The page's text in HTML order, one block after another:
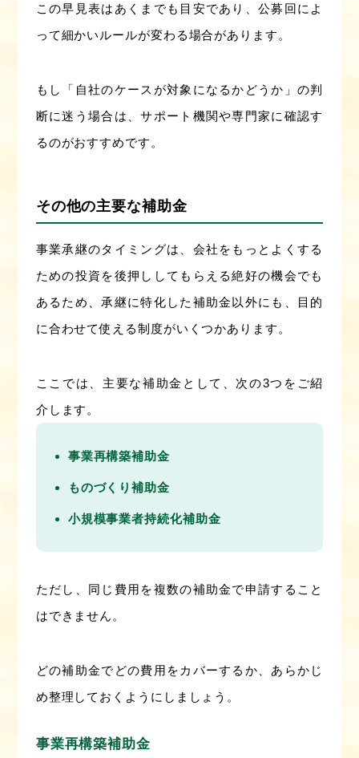
この早見表はあくまでも目安であり、公募回によ
って細かいルールが変わる場合があります。
もし「自社のケースが対象になるかどうか」の判
断に迷う場合は、サポート機関や専門家に確認す
るのがおすすめです。
その他の主要な補助金
事業承継のタイミングは、会社をもっとよくする
ための投資を後押ししてもらえる絶好の機会でも
あるため、承継に特化した補助金以外にも、目的
に合わせて使える制度がいくつかあります。
ここでは、主要な補助金として、次の3つをご紹
介します。
事業再構築補助金
ものづくり補助金
小規模事業者持続化補助金
ただし、同じ費用を複数の補助金で申請すること
はできません。
どの補助金でどの費用をカバーするか、あらかじ
め整理しておくようにしましょう。
事業再構築補助金